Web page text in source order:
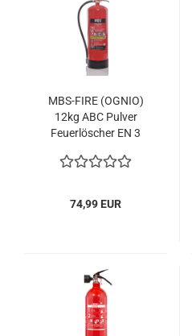
MBS-FIRE (OGNIO)
12kg ABC Pulver
Feuerlöscher EN 3
15LE m. Plakette
74,99 EUR